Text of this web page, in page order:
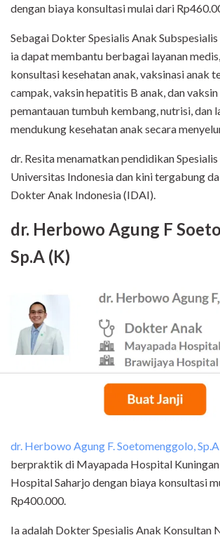
dengan biaya konsultasi mulai dari
Sebagai Dokter Spesialis Anak
ia dapat membantu berbagai layanan
konsultasi kesehatan anak, vaksinasi anak
campak, vaksin hepatitis B anak, dan
pemantauan tumbuh kembang, nutrisi, dan
mendukung kesehatan anak secara
dr. Resita menamatkan pendidikan
Universitas Indonesia dan kini tergabung
Dokter Anak Indonesia (IDAI).
dr. Herbowo Agung F
Sp.A (K)
dr. Herbowo Agung F. Soetomenggolo,
berpraktik di Mayapada Hospital
Hospital Saharjo dengan biaya konsultasi
Rp400.000.
Ia adalah Dokter Spesialis Anak Konsultan